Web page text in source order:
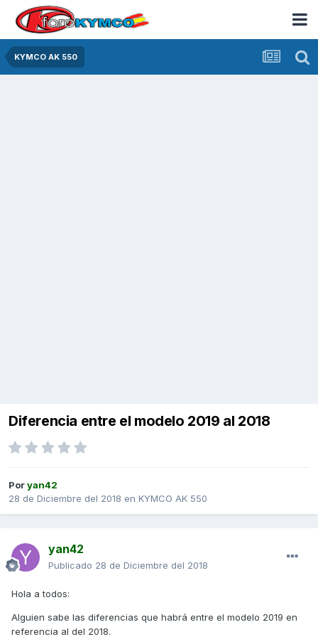
KYMCO AK 550
Diferencia entre el modelo 2019 al 2018
Poryan42
28 de Diciembre del 2018 en KYMCO AK 550
yan42
Publicado 28 de Diciembre del 2018
Hola a todos:
Alguien sabe las diferencias que habrá entre el modelo 2019 en
referencia al del 2018.